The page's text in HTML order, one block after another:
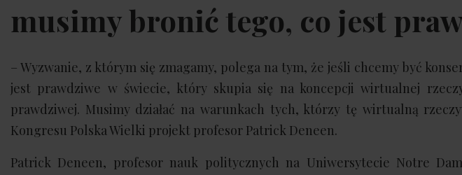
musimy bronić tego, co jest
– Wyzwanie, z którym się zmagamy, polega na tym, że jeśli chcemy być
jest prawdziwe w świecie, który skupia się na koncepcji wirtualnej
prawdziwej. Musimy działać na warunkach tych, którzy tę wirtualną
Kongresu Polska Wielki projekt profesor Patrick Deneen.
Patrick Deneen, profesor nauk politycznych na Uniwersytecie Notre